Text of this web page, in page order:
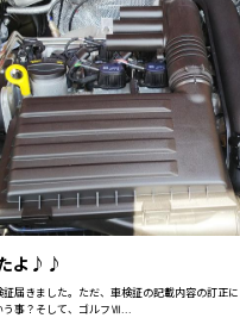
よ♪♪
届きました。ただ、車検証の記載内容の訂正
事？そして、ゴルフⅦ...